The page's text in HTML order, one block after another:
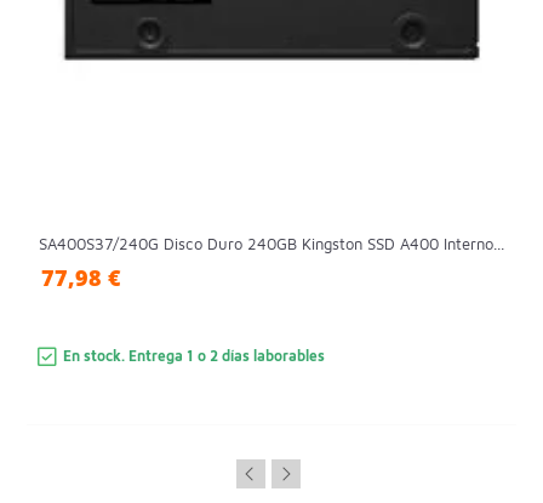
SA400S37/240G Disco Duro 240GB Kingston SSD A400 Interno...
77,98 €
En stock. Entrega 1 o 2 días laborables